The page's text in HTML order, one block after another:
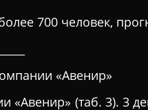
700 человек,
«Авенир»
«Авенир» (таб. 3). 3